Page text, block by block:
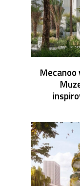
Mecanoo